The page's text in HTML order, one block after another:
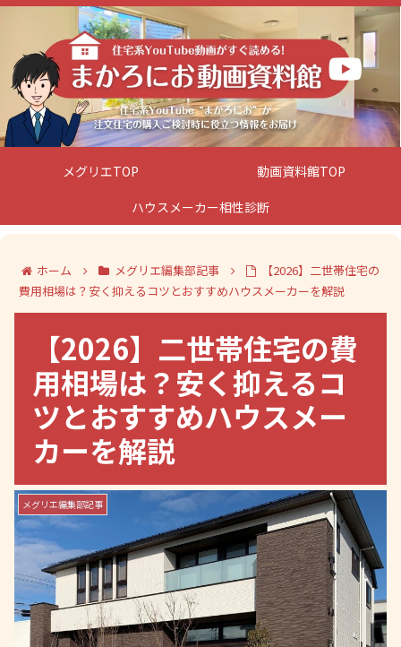
メグリエTOP
動画資料館TOP
ハウスメーカー相性診断
ホーム メグリエ編集部記事
【2026】二世帯住宅の
費用相場は？安く抑えるコツとおすすめハウスメーカーを解説
【2026】二世帯住宅の費
用相場は？安く抑えるコ
ツとおすすめハウスメー
カーを解説
メグリエ編集部記事